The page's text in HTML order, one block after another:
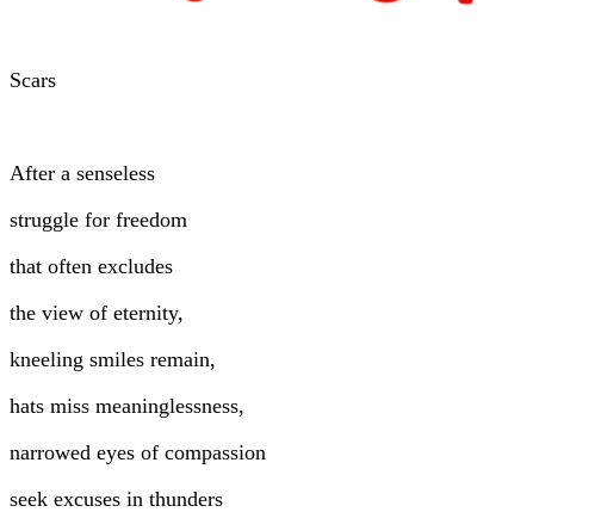
Scars
After a senseless
struggle for freedom
that often excludes
the view of eternity,
kneeling smiles remain,
hats miss meaninglessness,
narrowed eyes of compassion
seek excuses in thunders